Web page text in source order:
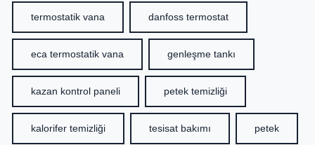
termostatik vana danfoss termostat
eca termostatik vana genleşme tankı
kazan kontrol paneli petek temizliği
kalorifer temizliği tesisat bakımı petek